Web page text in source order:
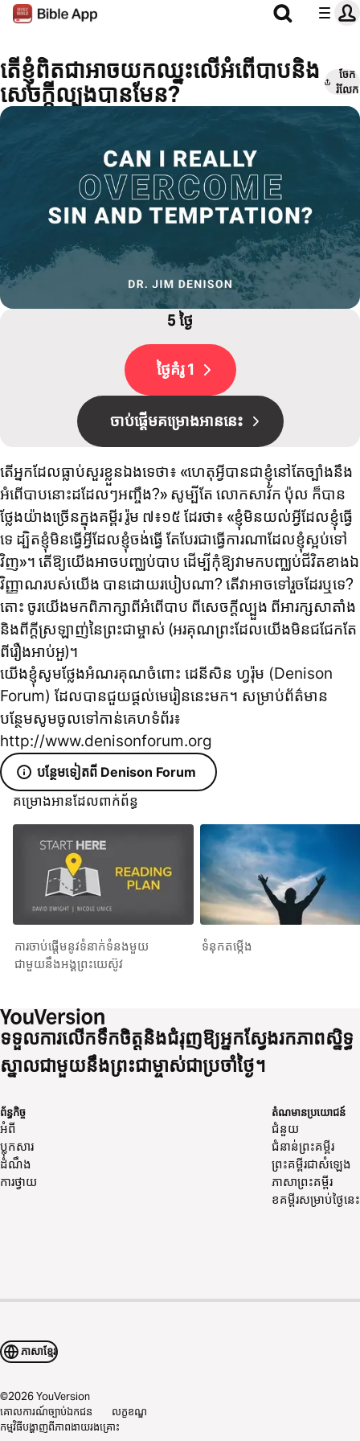
តើខ្ញុំពិតជាអាចយកឈ្នះលើអំពើបាបនិង
សេចក្ដីល្បួងបានមែន?
ចែក​
រំលែក
5 ថ្ងៃ
ថ្ងៃគំរូ 1
ចាប់​ផ្ដើមគម្រោងអាននេះ
តើអ្នកដែលធ្លាប់សួរខ្លួនឯងទេថា៖ «ហេតុអ្វីបានជាខ្ញុំនៅតែច្បាំងនឹង
អំពើបាបនោះដដែលៗអញ្ចឹង?» សូម្បីតែ លោកសាវ័ក ប៉ុល ក៏បាន
ថ្លែងយ៉ាងច្រើនក្នុងគម្ពីរ រ៉ូម ៧៖១៥ ដែរថា៖ «ខ្ញុំ​មិន​យល់​អ្វី​ដែល​ខ្ញុំ​ធ្វើ​
ទេ ដ្បិត​ខ្ញុំ​មិន​ធ្វើ​អ្វី​ដែល​ខ្ញុំ​ចង់​ធ្វើ តែ​បែរ​ជា​ធ្វើ​ការ​ណា​ដែល​ខ្ញុំ​ស្អប់​ទៅ​
វិញ»។ តើឱ្យយើងអាចបញ្ឈប់បាប ដើម្បីកុំឱ្យវាមកបញ្ឈប់ជីវិតខាងឯ
វិញ្ញាណរបស់យើង បានដោយរបៀបណា? តើវាអាចទៅរួចដែរឬទេ?
តោះ ចូរយើងមកពិភាក្សាពីអំពើបាប ពីសេចក្ដីល្បួង ពីអារក្សសាតាំង
និងពីក្ដីស្រឡាញ់នៃព្រះជាម្ចាស់ (អរគុណព្រះដែលយើងមិនជជែកតែ
ពីរឿងអាប់អួ)។
យើងខ្ញុំសូមថ្លែងអំណរគុណចំពោះ ដេនីសិន ហ្វរ៉ុម (Denison
Forum) ដែលបានជួយផ្តល់មេរៀននេះមក។ សម្រាប់ព័ត៌មាន
បន្ថែមសូមចូលទៅកាន់គេហទំព័រ៖
http://www.denisonforum.org
បន្ថែមទៀតពី Denison Forum
គម្រោងអានដែលពាក់ព័ន្ធ
ការចាប់ផ្ដើមនូវទំនាក់ទំនងមួយ
ជាមួយនឹងអង្គព្រះយេស៊ូវ
ទំនុកតម្កើង
ទទួលការលើកទឹកចិត្តនិងជំរុញឱ្យអ្នកស្វែងរកភាពស្និទ្ធ
ស្នាលជាមួយនឹងព្រះជាម្ចាស់ជាប្រចាំថ្ងៃ។
ព័ន្ធកិច្ច
អំពី
ប្លុកសារ
ដំណឹង
ការថ្វាយ
តំណមានប្រយោជន៍
ជំនួយ
ជំនាន់​ព្រះ​គម្ពីរ
ព្រះគម្ពីរជាសំឡេង
ភាសា​ព្រះ​គម្ពីរ
ខគម្ពីរ​សម្រាប់​ថ្ងៃ​នេះ
ភាសាខ្មែរ
©2026YouVersion
គោលការណ៍ច្បាប់ឯកជន
លក្ខខណ្ឌ
កម្មវិធីបង្ហាញពីភាពងាយរងគ្រោះ